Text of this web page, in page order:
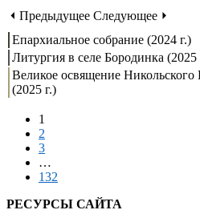
⏴ Предыдущее Следующее ⏵
Епархиальное собрание (2024 г.)
Литургия в селе Бородинка (2025
Великое освящение Никольского
(2025 г.)
1
2
3
…
132
РЕСУРСЫ САЙТА